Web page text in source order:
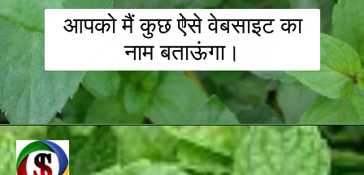
आपको मैं कुछ ऐसे वेबसाइट का
नाम बताऊंगा।